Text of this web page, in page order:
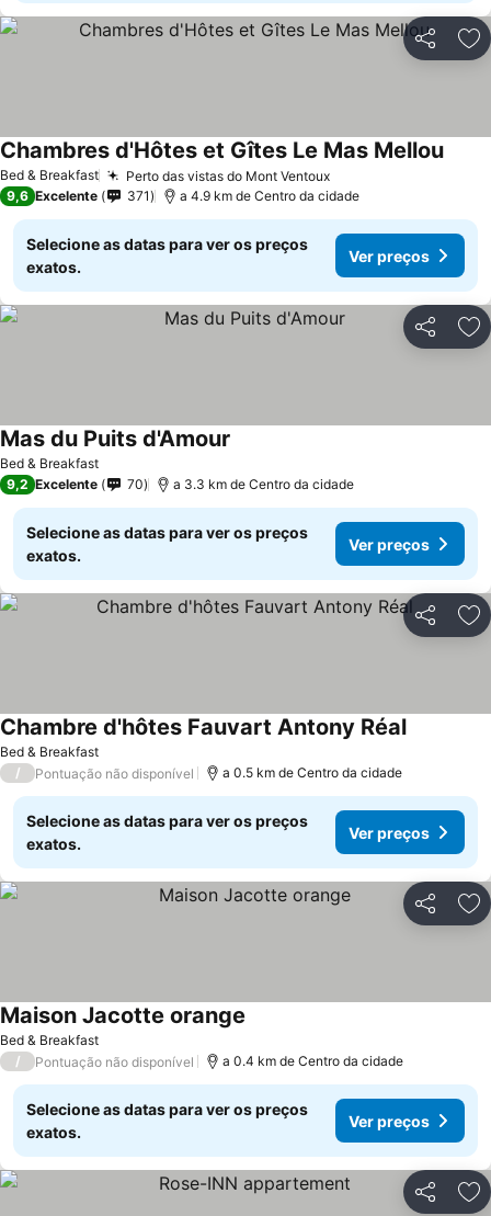
Partilhar
Bed & Breakfast Perto das vistas do Mont VentouxVer preços
Chambres d'Hôtes et Gîtes Le Mas MellouVer
9,6 Excelente 371 a 4.9 km de Centro da cidade
Selecione as datas para ver os preços
exatos.
Ver preços
Partilhar
Bed & Breakfast
Mas du Puits d'Amour
9,2 Excelente 70 a 3.3 km de Centro da cidade
Selecione as datas para ver os preços
exatos.
Ver preços
Partilhar
Bed & Breakfast
Chambre d'hôtes Fauvart Antony RéalVer
/ Pontuação não disponível a 0.5 km de Centro da cidade
Selecione as datas para ver os preços
exatos.
Ver preços
Partilhar
Bed & Breakfast
Maison Jacotte orange
/ Pontuação não disponível a 0.4 km de Centro da cidade
Selecione as datas para ver os preços
exatos.
Ver preços
Partilhar